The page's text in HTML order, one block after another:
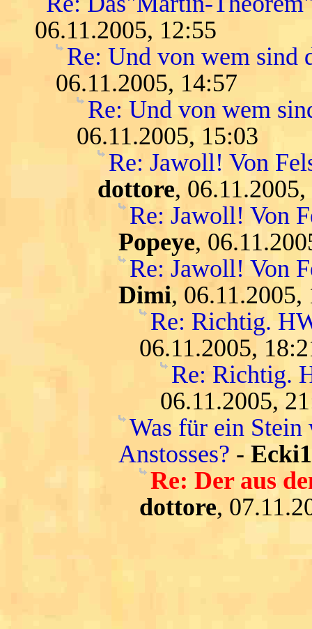
06.11.2005, 12:55
Re: Und von wem sind
06.11.2005, 14:57
Re: Und von wem
06.11.2005, 15:03
Re: Jawoll! Von
dottore,
Re: Jawoll! Von
Popeye,
Re: Jawoll! Von
Dimi, 06.11.2005,
Re: Richtig.
06.11.2005,
Re: Richtig.
06.11.2005,
Was für ein Stein
Anstosses? - Ecki1
Re: Der aus
dottore,